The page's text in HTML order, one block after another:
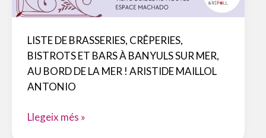
LISTE DE BRASSERIES, CRÊPERIES,
BISTROTS ET BARS À BANYULS SUR MER,
AU BORD DE LA MER ! ARISTIDE MAILLOL
ANTONIO
SORTIDA
Llegeix més »